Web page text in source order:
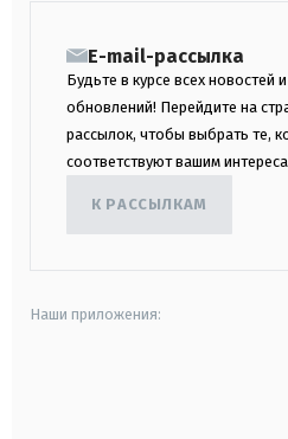
E-mail-рассылка
Будьте в курсе всех новостей и
обновлений! Перейдите на
рассылок, чтобы выбрать те,
соответствуют вашим
К РАССЫЛКАМ
Наши приложения: